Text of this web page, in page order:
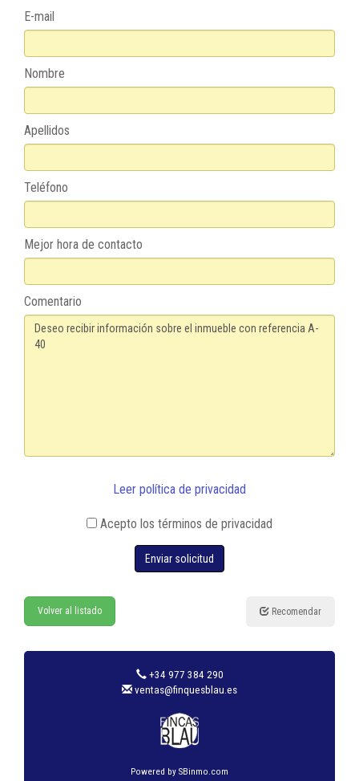
E-mail
Nombre
Apellidos
Teléfono
Mejor hora de contacto
Comentario
Leer política de privacidad
Acepto los términos de privacidad
Enviar solicitud
Volver al listado Recomendar
+34 977 384 290
ventas@finquesblau.es
Powered by SBinmo.com